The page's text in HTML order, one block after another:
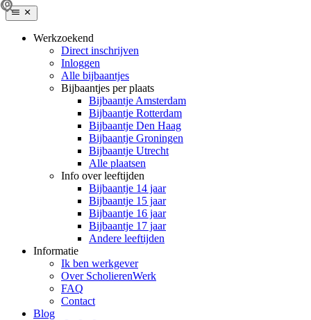
Werkzoekend
Direct inschrijven
Inloggen
Alle bijbaantjes
Bijbaantjes per plaats
Bijbaantje Amsterdam
Bijbaantje Rotterdam
Bijbaantje Den Haag
Bijbaantje Groningen
Bijbaantje Utrecht
Alle plaatsen
Info over leeftijden
Bijbaantje 14 jaar
Bijbaantje 15 jaar
Bijbaantje 16 jaar
Bijbaantje 17 jaar
Andere leeftijden
Informatie
Ik ben werkgever
Over ScholierenWerk
FAQ
Contact
Blog